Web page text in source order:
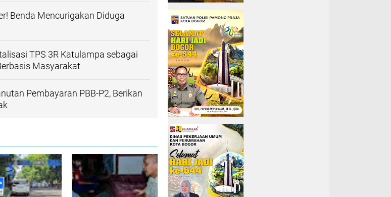
Benda Mencurigakan Diduga
TPS 3R Katulampa sebagai
Masyarakat
Pembayaran PBB-P2, Berikan